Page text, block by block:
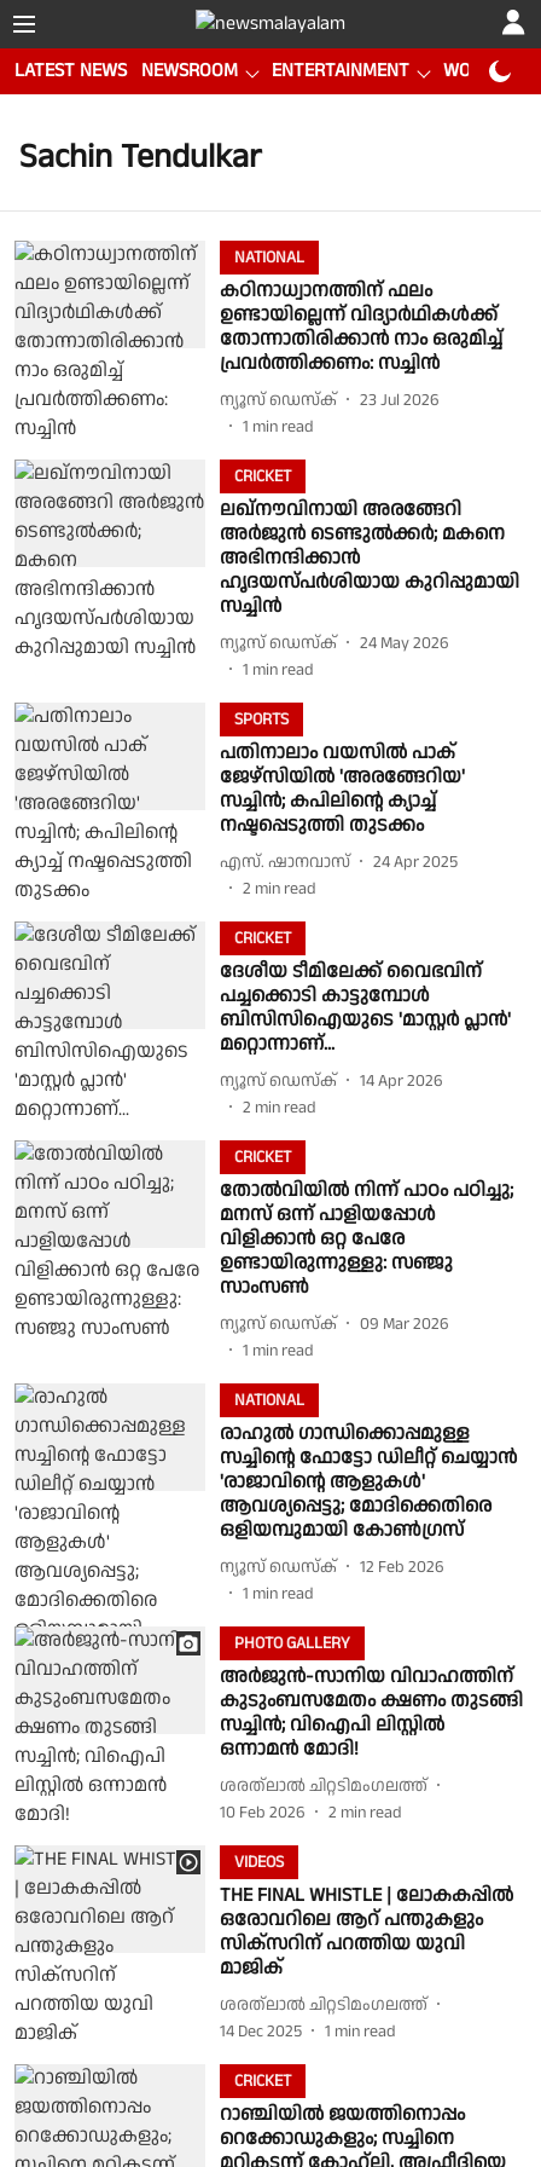
LATEST NEWS NEWSROOM ENTERTAINMENT WORLD CUP
Sachin Tendulkar
NATIONAL
കഠിനാധ്വാനത്തിന് ഫലം
ഉണ്ടായില്ലെന്ന് വിദ്യാര്‍ഥികള്‍ക്ക്
തോന്നാതിരിക്കാന്‍ നാം ഒരുമിച്ച്
പ്രവര്‍ത്തിക്കണം: സച്ചിന്‍
ന്യൂസ് ഡെസ്ക്
23 Jul 2026
1 min read
CRICKET
ലഖ്‌നൗവിനായി അരങ്ങേറി
അർജുൻ ടെണ്ടുൽക്കർ; മകനെ
അഭിനന്ദിക്കാൻ
ഹൃദയസ്പർശിയായ കുറിപ്പുമായി
സച്ചിൻ
ന്യൂസ് ഡെസ്ക്
24 May 2026
1 min read
SPORTS
പതിനാലാം വയസില്‍ പാക്
ജേഴ്സിയില്‍ 'അരങ്ങേറിയ'
സച്ചിന്‍; കപിലിന്റെ ക്യാച്ച്
നഷ്ടപ്പെടുത്തി തുടക്കം
എസ്. ഷാനവാസ്
24 Apr 2025
2 min read
CRICKET
ദേശീയ ടീമിലേക്ക് വൈഭവിന്
പച്ചക്കൊടി കാട്ടുമ്പോൾ
ബിസിസിഐയുടെ 'മാസ്റ്റർ പ്ലാൻ'
മറ്റൊന്നാണ്...
ന്യൂസ് ഡെസ്ക്
14 Apr 2026
2 min read
CRICKET
തോല്‍വിയില്‍ നിന്ന് പാഠം പഠിച്ചു;
മനസ് ഒന്ന് പാളിയപ്പോള്‍
വിളിക്കാന്‍ ഒറ്റ പേരേ
ഉണ്ടായിരുന്നുള്ളു: സഞ്ജു
സാംസണ്‍
ന്യൂസ് ഡെസ്ക്
09 Mar 2026
1 min read
NATIONAL
രാഹുൽ ഗാന്ധിക്കൊപ്പമുള്ള
സച്ചിൻ്റെ ഫോട്ടോ ഡിലീറ്റ് ചെയ്യാൻ
'രാജാവിൻ്റെ ആളുകൾ'
ആവശ്യപ്പെട്ടു; മോദിക്കെതിരെ
ഒളിയമ്പുമായി കോൺഗ്രസ്
ന്യൂസ് ഡെസ്ക്
12 Feb 2026
1 min read
PHOTO GALLERY
അർജുൻ-സാനിയ വിവാഹത്തിന്
കുടുംബസമേതം ക്ഷണം തുടങ്ങി
സച്ചിൻ; വിഐപി ലിസ്റ്റിൽ
ഒന്നാമൻ മോദി!
ശരത്‌ലാൽ ചിറ്റടിമംഗലത്ത്
10 Feb 2026
2 min read
VIDEOS
THE FINAL WHISTLE | ലോകകപ്പിൽ
ഒരോവറിലെ ആറ് പന്തുകളും
സിക്സറിന് പറത്തിയ യുവി
മാജിക്
ശരത്‌ലാൽ ചിറ്റടിമംഗലത്ത്
14 Dec 2025
1 min read
CRICKET
റാഞ്ചിയില്‍ ജയത്തിനൊപ്പം
റെക്കോഡുകളും; സച്ചിനെ